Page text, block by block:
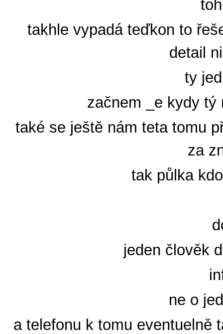
takhle vypadá teďkon to
detail
ty
začnem _e kydy tý
také se ještě nám teta tomu
za
tak půlka
jeden člověk
ne o
a telefonu k tomu eventuelně